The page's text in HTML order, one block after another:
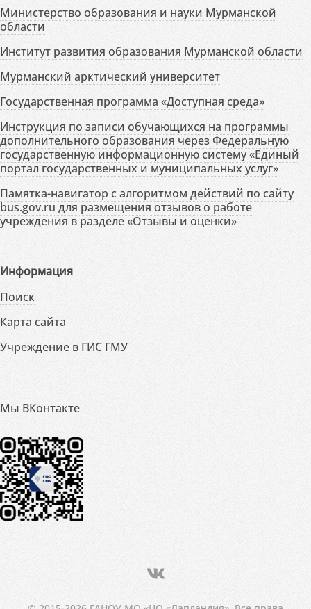
Министерство образования и науки Мурманской
области
Институт развития образования Мурманской области
Мурманский арктический университет
Государственная программа «Доступная среда»
Инструкция по записи обучающихся на программы
дополнительного образования через Федеральную
государственную информационную систему «Единый
портал государственных и муниципальных услуг»
Памятка-навигатор с алгоритмом действий по сайту
bus.gov.ru для размещения отзывов о работе
учреждения в разделе «Отзывы и оценки»
Информация
Поиск
Карта сайта
Учреждение в ГИС ГМУ
Мы ВКонтакте